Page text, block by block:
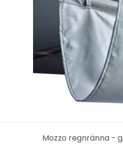
Mozzo regnränna -